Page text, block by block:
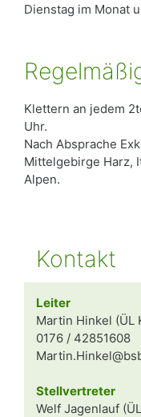
Dienstag im Monat
Klettern an jedem
Uhr.
Nach Absprache
Mittelgebirge Harz,
Alpen.
Kontakt
Leiter
Martin Hinkel (ÜL
0176 / 42851608
Stellvertreter
Welf Jagenlauf